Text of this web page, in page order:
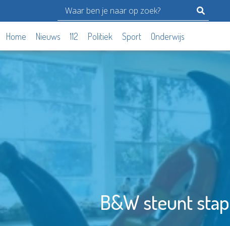
Home Nieuws 112 Politiek Sport Onderwijs
B&W steunt